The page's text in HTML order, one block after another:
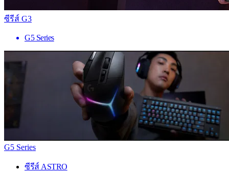
ซีรีส์ G3
G5 Series
G5 Series
ซีรีส์ ASTRO